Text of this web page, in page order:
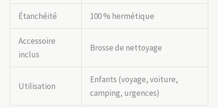
Étanchéité 100 % hermétique
Accessoire
inclus
Brosse de nettoyage
Utilisation
Enfants (voyage, voiture,
camping, urgences)